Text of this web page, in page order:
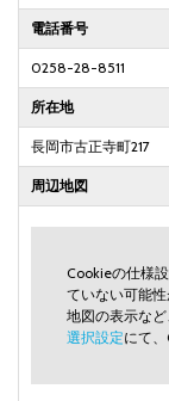
電話番号
0258-28-8511
所在地
長岡市古正寺町217
周辺地図
Cookieの仕様
ていない可能性
地図の表示な
選択設定にて